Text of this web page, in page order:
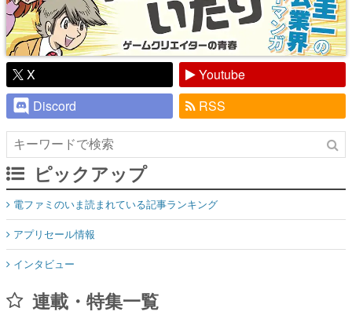
X
Youtube
Discord
RSS
ピックアップ
電ファミのいま読まれている記事ランキング
アプリセール情報
インタビュー
連載・特集一覧